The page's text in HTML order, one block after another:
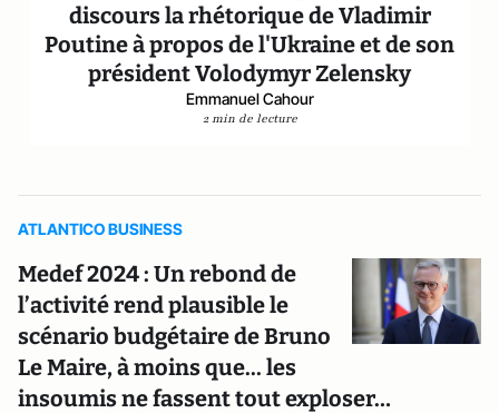
discours la rhétorique de Vladimir
Poutine à propos de l'Ukraine et de son
président Volodymyr Zelensky
Emmanuel Cahour
2 min de lecture
ATLANTICO BUSINESS
Medef 2024 : Un rebond de
l’activité rend plausible le
scénario budgétaire de Bruno
Le Maire, à moins que... les
insoumis ne fassent tout exploser…